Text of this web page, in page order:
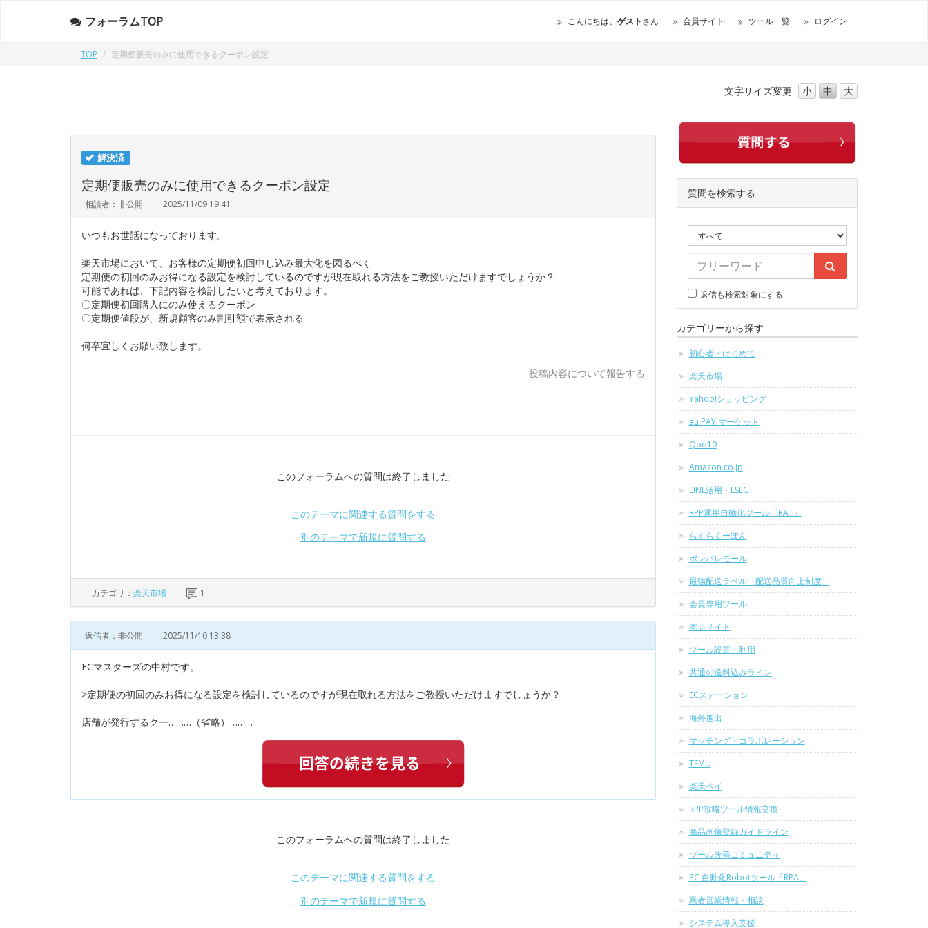
フォーラムTOP こんにちは、 ゲストさん 会員サイト ツール一覧 ログイン
TOP 定期便販売のみに使用できるクーポン設定
文字サイズ変更 小 中 大
解決済
定期便販売のみに使用できるクーポン設定
相談者：非公開 2025/11/09 19:41
いつもお世話になっております。
楽天市場において、お客様の定期便初回申し込み最大化を図るべく
定期便の初回のみお得になる設定を検討しているのですが現在取れる方法をご教授いただけますでしょうか？
可能であれば、下記内容を検討したいと考えております。
〇定期便初回購入にのみ使えるクーポン
〇定期便値段が、新規顧客のみ割引額で表示される
何卒宜しくお願い致します。
投稿内容について報告する
このフォーラムへの質問は終了しました
このテーマに関連する質問をする
別のテーマで新規に質問する
カテゴリ： 楽天市場 1
返信者：非公開 2025/11/10 13:38
ECマスターズの中村です。
>定期便の初回のみお得になる設定を検討しているのですが現在取れる方法をご教授いただけますでしょうか？
店舗が発行するクー………（省略）………
このフォーラムへの質問は終了しました
このテーマに関連する質問をする
別のテーマで新規に質問する
質問を検索する
返信も検索対象にする
カテゴリーから探す
初心者・はじめて
楽天市場
Yahoo!ショッピング
au PAY マーケット
Qoo10
Amazon.co.jp
LINE活用・LSEG
RPP運用自動化ツール「RAT」
らくらくーぽん
ポンパレモール
最強配送ラベル（配送品質向上制度）
会員専用ツール
本店サイト
ツール設置・利用
共通の送料込みライン
ECステーション
海外進出
マッチング・コラボレーション
TEMU
楽天ペイ
RPP攻略ツール情報交換
商品画像登録ガイドライン
ツール改善コミュニティ
PC 自動化Robotツール「RPA」
業者営業情報・相談
システム導入支援